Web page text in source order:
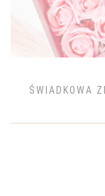
ŚWIADKOWA